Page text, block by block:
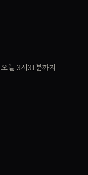
늘 3시31분까지